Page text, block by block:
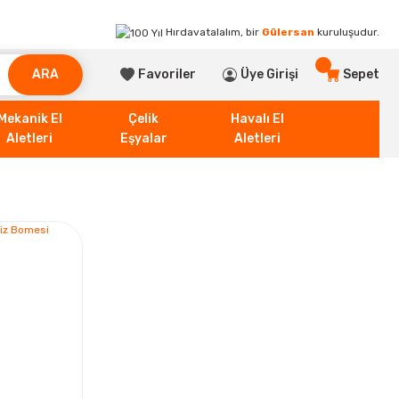
Hırdavatalalım, bir Gülersan kuruluşudur.
ARA Favoriler Üye Girişi Sepet
Mekanik El
Aletleri
Çelik
Eşyalar
Havalı El
Aletleri